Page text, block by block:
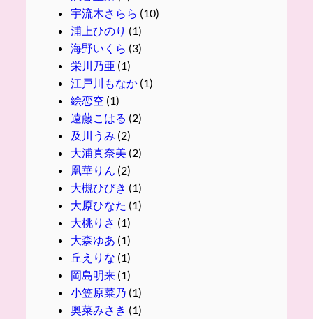
宇流木さらら (10)
浦上ひのり (1)
海野いくら (3)
栄川乃亜 (1)
江戸川もなか(1)
絵恋空 (1)
遠藤こはる (2)
及川うみ (2)
大浦真奈美 (2)
凰華りん (2)
大槻ひびき (1)
大原ひなた (1)
大桃りさ (1)
大森ゆあ (1)
丘えりな (1)
岡島明来(1)
小笠原菜乃 (1)
奥菜みさき (1)